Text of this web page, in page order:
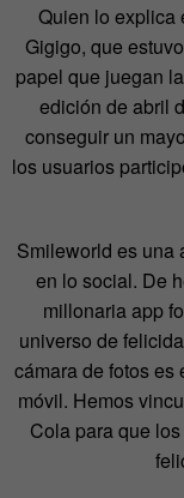
Quien lo explica
Gigigo, que
papel que juegan
edición de abril
conseguir un
los usuarios
Smileworld es una
en lo social. De
millonaria app
universo de
cámara de fotos es
móvil. Hemos
Cola para que